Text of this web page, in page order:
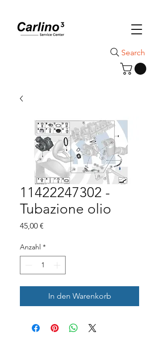
Search
11422247302 -
Tubazione olio
45,00 €
Anzahl *
In den Warenkorb